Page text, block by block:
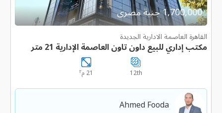
1,700,000 جنية مصرى
القاهرة العاصمة الادارية الجديدة
مكتب إداري للبيع داون تاون العاصمة الإدارية 21 متر
12th 21 م ٢
Ahmed Fooda